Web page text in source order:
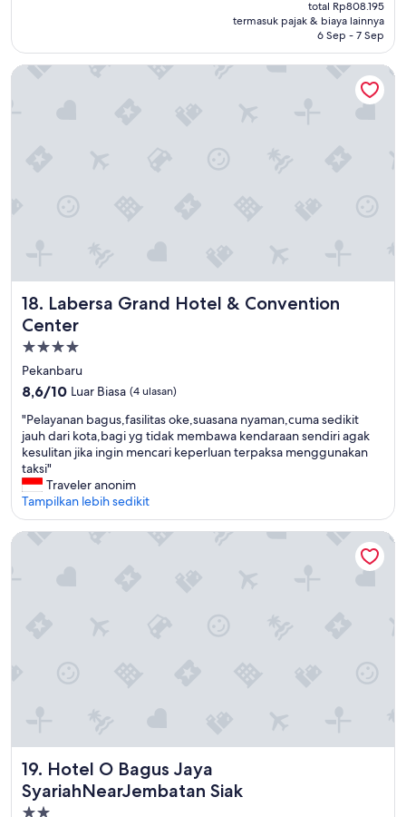
ulasan)
Rp662.477
total Rp808.195
termasuk pajak & biaya lainnya
6 Sep - 7 Sep
18. Labersa Grand Hotel & Convention
Center
Labersa Grand Hotel & Convention Center
Properti
bintang
4.0
Pekanbaru
8.6
10,
Luar
Biasa,
(4
ulasan)
8,6/10 Luar Biasa (4 ulasan)
"
P
e
l
a
y
a
n
l
i
t
a
s
"Pelayanan bagus,fasilitas oke,suasana nyaman,cuma sedikit
jauh dari kota,bagi yg tidak membawa kendaraan sendiri agak
kesulitan jika ingin mencari keperluan terpaksa menggunakan
taksi"
Traveler anonim
Tampilkan lebih sedikit
Labersa Grand Hotel & Convention Center
19. Hotel O Bagus Jaya
SyariahNearJembatan Siak
Hotel O Bagus Jaya SyariahNearJembatan Siak
Hotel O Bagus Jaya SyariahNearJembatan Siak